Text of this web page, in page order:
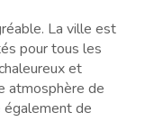
La ville est
pour tous les
et
atmosphère de
également de